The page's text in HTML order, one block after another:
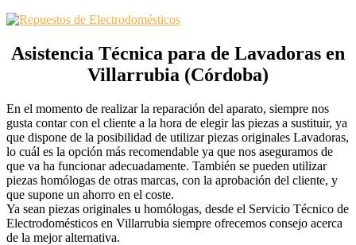
Asistencia Técnica para de Lavadoras en
Villarrubia (Córdoba)
En el momento de realizar la reparación del aparato, siempre nos
gusta contar con el cliente a la hora de elegir las piezas a sustituir, ya
que dispone de la posibilidad de utilizar piezas originales Lavadoras,
lo cuál es la opción más recomendable ya que nos aseguramos de
que va ha funcionar adecuadamente. También se pueden utilizar
piezas homólogas de otras marcas, con la aprobación del cliente, y
que supone un ahorro en el coste.
Ya sean piezas originales u homólogas, desde el Servicio Técnico de
Electrodomésticos en Villarrubia siempre ofrecemos consejo acerca
de la mejor alternativa.